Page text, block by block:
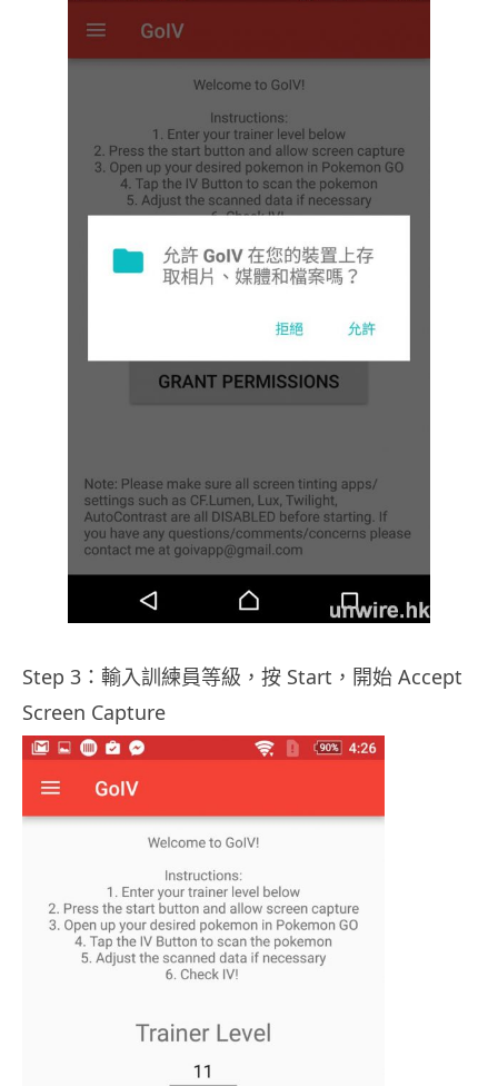
Step 3：輸入訓練員等級，按 Start，開始 Accept
Screen Capture